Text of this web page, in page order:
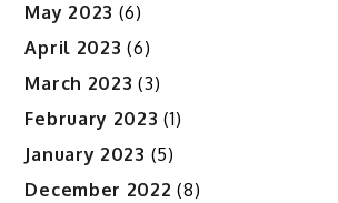
May 2023 (6)
April 2023 (6)
March 2023 (3)
February 2023 (1)
January 2023 (5)
December 2022 (8)